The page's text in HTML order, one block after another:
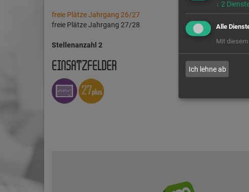
freie Plätze Jahrgang 26/27
freie Plätze Jahrgang 27/28
Stellenanzahl 2
EINSATZFELDER
↓ 2
Alle
Mit
Ich lehne ab